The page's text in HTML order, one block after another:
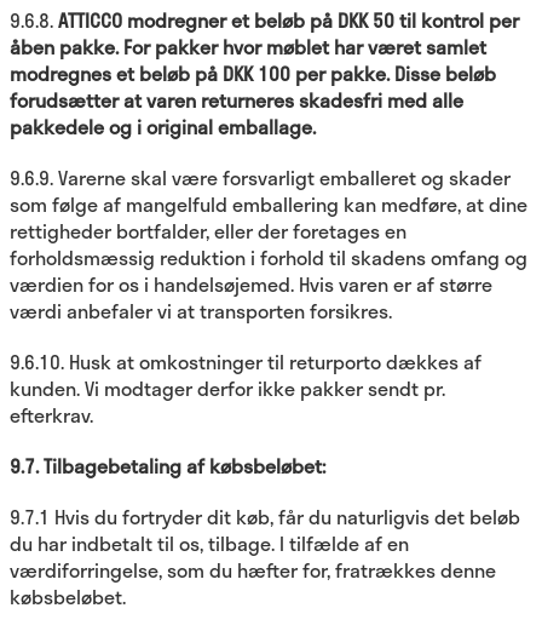
9.6.8.ATTICCO modregner et beløb på DKK 50 til kontrol per
åben pakke. For pakker hvor møblet har været samlet
modregnes et beløb på DKK 100 per pakke. Disse beløb
forudsætter at varen returneres skadesfri med alle
pakkedele og i original emballage.
9.6.9. Varerne skal være forsvarligt emballeret og skader
som følge af mangelfuld emballering kan medføre, at dine
rettigheder bortfalder, eller der foretages en
forholdsmæssig reduktion i forhold til skadens omfang og
værdien for os i handelsøjemed. Hvis varen er af større
værdi anbefaler vi at transporten forsikres.
9.6.10. Husk at omkostninger til returporto dækkes af
kunden. Vi modtager derfor ikke pakker sendt pr.
efterkrav.
9.7.Tilbagebetaling af købsbeløbet:
9.7.1 Hvis du fortryder dit køb, får du naturligvis det beløb
du har indbetalt til os, tilbage. I tilfælde af en
værdiforringelse, som du hæfter for, fratrækkes denne
købsbeløbet.